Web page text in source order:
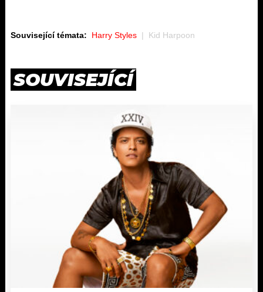
Související témata: Harry Styles Kid Harpoon
SOUVISEJÍCÍ